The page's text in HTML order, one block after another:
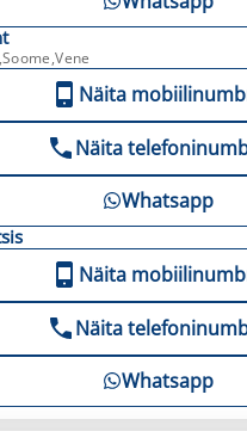
Näita
Näita
Whatsapp
Näita
Näita
Whatsapp